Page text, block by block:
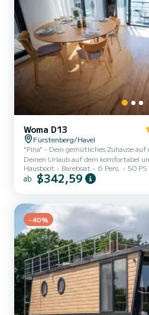
Woma D13
Fürstenberg/Havel
"Pina" - Dein gemütliches Zuhause auf
Deinen Urlaub auf dem komfortabel
Hausboot „Pina“ und erkunde die
führerscheinfrei mit bis zu 6
komfortablen Doppelbettcouch für 2
entspannst Du auf der großzügigen
wetterfesten Loungeg...
Hausboot Bareboat 6 Pers. 50 PS
ab $342,59
-40%